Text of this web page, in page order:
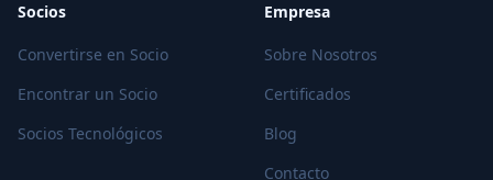
Socios
Convertirse en Socio
Encontrar un Socio
Socios Tecnológicos
Empresa
Sobre Nosotros
Certificados
Blog
Contacto